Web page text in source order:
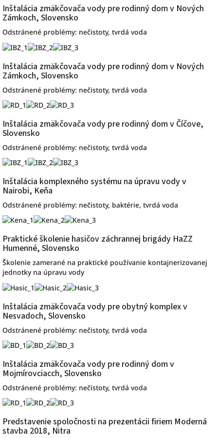
Inštalácia zmäkčovača vody pre rodinný dom v Nových
Zámkoch, Slovensko
Odstránené problémy: nečistoty, tvrdá voda
Inštalácia zmäkčovača vody pre rodinný dom v Nových
Zámkoch, Slovensko
Odstránené problémy: nečistoty, tvrdá voda
Inštalácia zmäkčovača vody pre rodinný dom v Číčove,
Slovensko
Odstránené problémy: nečistoty, tvrdá voda
Inštalácia komplexného systému na úpravu vody v
Nairobi, Keňa
Odstránené problémy: nečistoty, baktérie, tvrdá voda
Praktické školenie hasičov záchrannej brigády HaZZ
Humenné, Slovensko
Školenie zamerané na praktické používanie kontajnerizovanej
jednotky na úpravu vody
Inštalácia zmäkčovača vody pre obytný komplex v
Nesvadoch, Slovensko
Odstránené problémy: nečistoty, tvrdá voda
Inštalácia zmäkčovača vody pre rodinný dom v
Mojmírovciacch, Slovensko
Odstránené problémy: nečistoty, tvrdá voda
Predstavenie spoločnosti na prezentácii firiem Moderná
stavba 2018, Nitra